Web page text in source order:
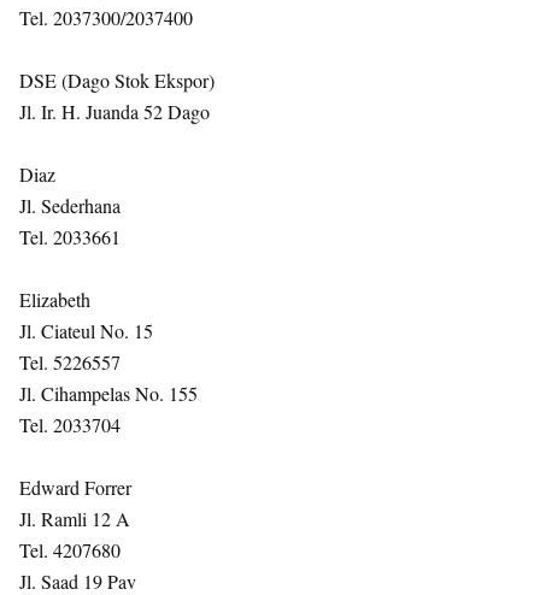
Tel. 2037300/2037400
DSE (Dago Stok Ekspor)
Jl. Ir. H. Juanda 52 Dago
Diaz
Jl. Sederhana
Tel. 2033661
Elizabeth
Jl. Ciateul No. 15
Tel. 5226557
Jl. Cihampelas No. 155
Tel. 2033704
Edward Forrer
Jl. Ramli 12 A
Tel. 4207680
Jl. Saad 19 Pav